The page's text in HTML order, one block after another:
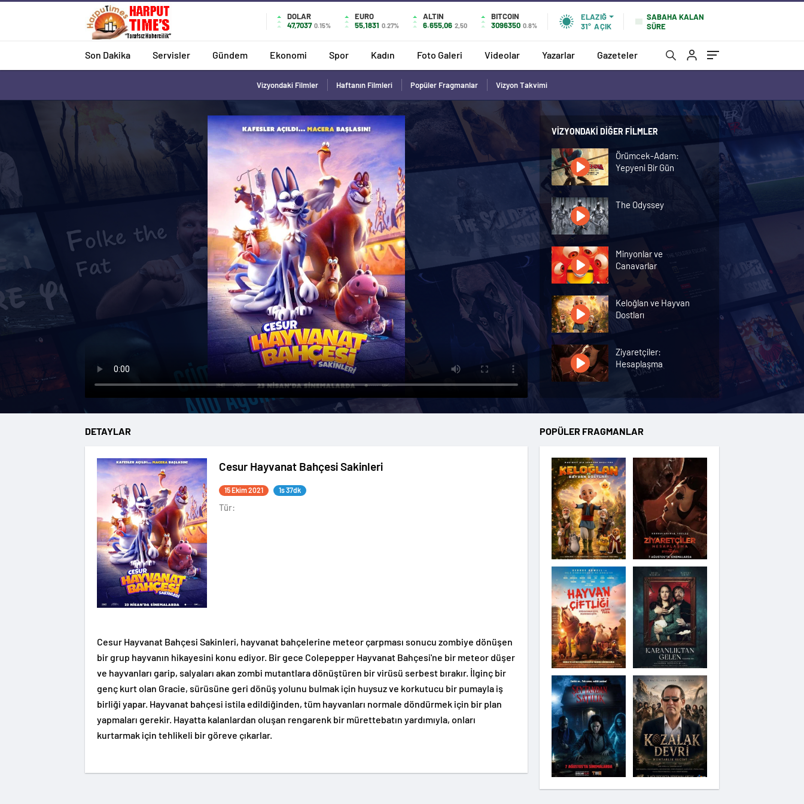
DOLAR
47,7037 0.15%
EURO
55,1831 0.27%
ALTIN
6.655,06 2,50
BITCOIN
3096350 0.8%
ELAZIĞ
31° AÇIK
SABAHA KALAN
SÜRE
Son Dakika Servisler Gündem Ekonomi Spor Kadın Foto Galeri Videolar Yazarlar Gazeteler
Vizyondaki Filmler Haftanın Filmleri Popüler Fragmanlar Vizyon Takvimi
VIZYONDAKI DIĞER FILMLER
Örümcek-Adam:
Yepyeni Bir Gün
The Odyssey
Minyonlar ve
Canavarlar
Keloğlan ve Hayvan
Dostları
Ziyaretçiler:
Hesaplaşma
Nasreddin Hoca:
Zaman Yolcusu 4
Hayvan Çiftliği
Karanlıktan Gelen
Şeytandan Satılık
Moana
Kozalak Devri
DETAYLAR
Cesur Hayvanat Bahçesi Sakinleri
15 Ekim 2021 1s 37dk
Tür:
Cesur Hayvanat Bahçesi Sakinleri, hayvanat bahçelerine meteor çarpması sonucu zombiye dönüşen
bir grup hayvanın hikayesini konu ediyor. Bir gece Colepepper Hayvanat Bahçesi'ne bir meteor düşer
ve hayvanları garip, salyaları akan zombi mutantlara dönüştüren bir virüsü serbest bırakır. İlginç bir
genç kurt olan Gracie, sürüsüne geri dönüş yolunu bulmak için huysuz ve korkutucu bir pumayla iş
birliği yapar. Hayvanat bahçesi istila edildiğinden, tüm hayvanları normale döndürmek için bir plan
yapmaları gerekir. Hayatta kalanlardan oluşan rengarenk bir mürettebatın yardımıyla, onları
kurtarmak için tehlikeli bir göreve çıkarlar.
POPÜLER FRAGMANLAR